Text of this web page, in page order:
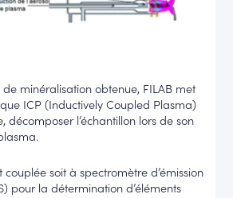
minéralisation obtenue, FILAB met
ICP (Inductively Coupled Plasma)
décomposer l’échantillon lors de son
soit à spectromètre d’émission
pour la détermination d’éléments